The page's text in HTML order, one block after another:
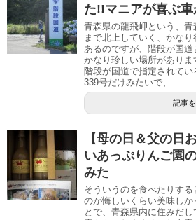
た!!マニアが喜ぶ
青森県の龍飛岬という、青
まで北上していく、かな
あるのですが、階段が国道
かなり珍しい場所があり
階段が国道で指定されて
339号だけみたいで、
記事
【母の日＆父の日
いあっぷりんご園
みた
そういうのを食べたりす
のが悔しいくらい美味しか
とで、青森県内に住みだ